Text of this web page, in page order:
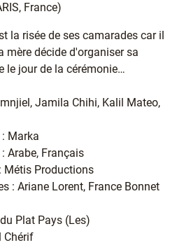
France)
la risée de ses camarades car il
mère décide d'organiser sa
le jour de la cérémonie…
Jamila Chihi, Kalil Mateo,
Marka
Arabe, Français
Métis Productions
: Ariane Lorent, France Bonnet
Plat Pays (Les)
Chérif